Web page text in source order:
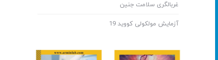
غربالگری سلامت جنین
آزمایش مولکولی کووید 19